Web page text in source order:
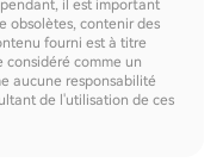
il est important
obsolètes, contenir des
fourni est à titre
comme un
aucune responsabilité
de l'utilisation de ces